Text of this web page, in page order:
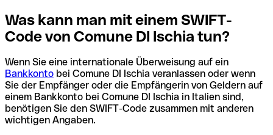
Was kann man mit einem SWIFT-
Code von Comune DI Ischia tun?
Wenn Sie eine internationale Überweisung auf ein
Bankkonto bei Comune DI Ischia veranlassen oder wenn
Sie der Empfänger oder die Empfängerin von Geldern auf
einem Bankkonto bei Comune DI Ischia in Italien sind,
benötigen Sie den SWIFT-Code zusammen mit anderen
wichtigen Angaben.